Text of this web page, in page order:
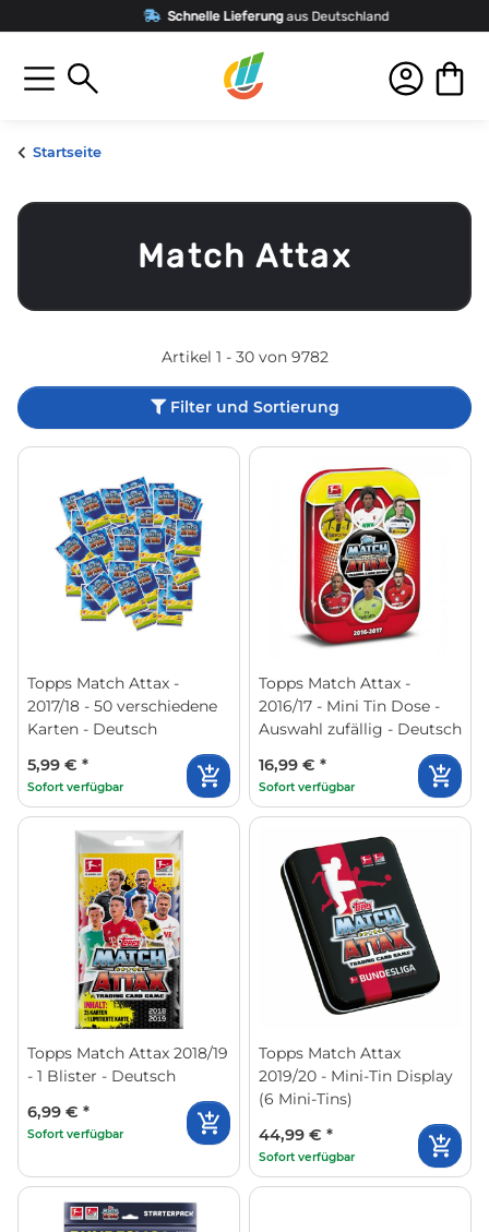
Schnelle Lieferungaus Deutschland
Startseite
Match Attax
Artikel 1 - 30 von 9782
Filter und Sortierung
Topps Match Attax -
2017/18 - 50 verschiedene
Karten - Deutsch
5,99 € *
Sofort verfügbar
Topps Match Attax -
2016/17 - Mini Tin Dose -
Auswahl zufällig - Deutsch
16,99 € *
Sofort verfügbar
Topps Match Attax 2018/19
- 1 Blister - Deutsch
6,99 € *
Sofort verfügbar
Topps Match Attax
2019/20 - Mini-Tin Display
(6 Mini-Tins)
44,99 € *
Sofort verfügbar